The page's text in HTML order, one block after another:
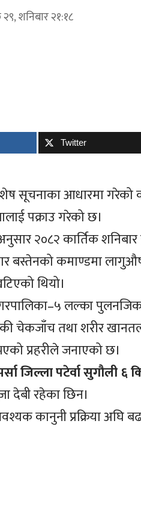
शनिबार २१:१८
Twitter
सूचनाका आधारमा गरेको
पक्राउ गरेको छ।
२०८२ कार्तिक
बस्तेनको कमाण्डमा
थियो।
लल्का
चेकजाँच तथा शरीर
प्रहरीले जनाएको छ।
जिल्लापटेर्वासुगौली६
देबी रहेका छिन।
कानुनी प्रक्रिया अघि